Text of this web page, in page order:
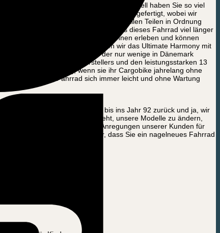
ein bisschen mehr, aber mit diesem Modell haben Sie so viel
Fahrrad wird nach dänischem Design gefertigt, wobei wir
dass Sie ein fertiges Produkt mit allen Teilen in Ordnung
aber wir versprechen Ihnen, dass dieses Fahrrad viel länger
Beispiel nur minimale Reifenpannen erleben und können
Kenda. Darüber hinaus haben wir das Ultimate Harmony mit
in eine ganz andere Liga, in der nur wenige in Dänemark
eines japanischen Herstellers und den leistungsstarken 13
diese Erfahrung, wenn sie ihr Cargobike jahrelang ohne
und Ihr Fahrrad sich immer leicht und ohne Wartung
Unternehmens reichen bis ins Jahr 92 zurück und ja, wir
hartnäckig, wenn es darum geht, unsere Modelle zu ändern,
nach den Wünschen und Anregungen unserer Kunden für
Das ist Ihre Garantie dafür, dass Sie ein nagelneues Fahrrad